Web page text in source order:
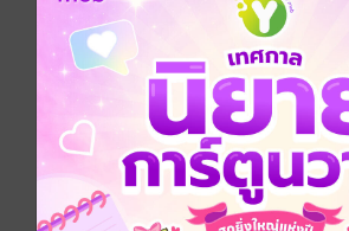
อยากได้ ซื้อเป็นของขวัญ ติดตาม
หนังสือพิมพ์ข่าวสด วันพฤหัสบดีที่ 5 พฤศ
ประเภทไฟล์